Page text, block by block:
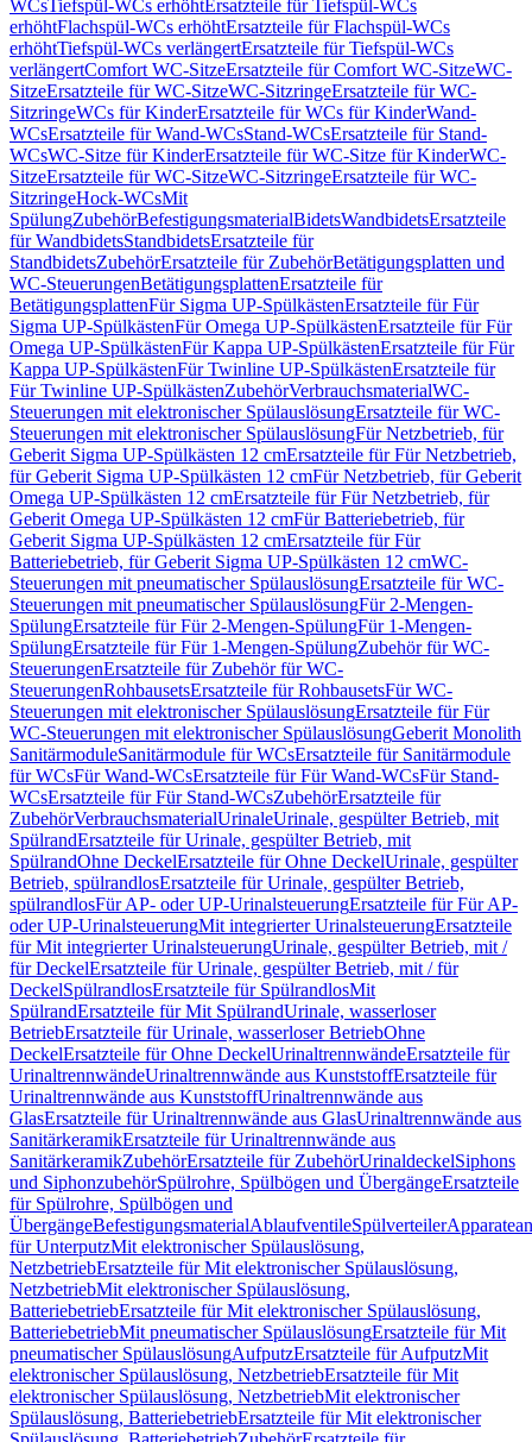
WCsTiefspül-WCs erhöhtErsatzteile für Tiefspül-WCs
erhöhtFlachspül-WCs erhöhtErsatzteile für Flachspül-WCs
erhöhtTiefspül-WCs verlängertErsatzteile für Tiefspül-WCs
verlängertComfort WC-SitzeErsatzteile für Comfort WC-SitzeWC-
SitzeErsatzteile für WC-SitzeWC-SitzringeErsatzteile für WC-
SitzringeWCs für KinderErsatzteile für WCs für KinderWand-
WCsErsatzteile für Wand-WCsStand-WCsErsatzteile für Stand-
WCsWC-Sitze für KinderErsatzteile für WC-Sitze für KinderWC-
SitzeErsatzteile für WC-SitzeWC-SitzringeErsatzteile für WC-
SitzringeHock-WCsMit
SpülungZubehörBefestigungsmaterialBidetsWandbidetsErsatzteile
für WandbidetsStandbidetsErsatzteile für
StandbidetsZubehörErsatzteile für ZubehörBetätigungsplatten und
WC-SteuerungenBetätigungsplattenErsatzteile für
BetätigungsplattenFür Sigma UP-SpülkästenErsatzteile für Für
Sigma UP-SpülkästenFür Omega UP-SpülkästenErsatzteile für Für
Omega UP-SpülkästenFür Kappa UP-SpülkästenErsatzteile für Für
Kappa UP-SpülkästenFür Twinline UP-SpülkästenErsatzteile für
Für Twinline UP-SpülkästenZubehörVerbrauchsmaterialWC-
Steuerungen mit elektronischer SpülauslösungErsatzteile für WC-
Steuerungen mit elektronischer SpülauslösungFür Netzbetrieb, für
Geberit Sigma UP-Spülkästen 12 cmErsatzteile für Für Netzbetrieb,
für Geberit Sigma UP-Spülkästen 12 cmFür Netzbetrieb, für Geberit
Omega UP-Spülkästen 12 cmErsatzteile für Für Netzbetrieb, für
Geberit Omega UP-Spülkästen 12 cmFür Batteriebetrieb, für
Geberit Sigma UP-Spülkästen 12 cmErsatzteile für Für
Batteriebetrieb, für Geberit Sigma UP-Spülkästen 12 cmWC-
Steuerungen mit pneumatischer SpülauslösungErsatzteile für WC-
Steuerungen mit pneumatischer SpülauslösungFür 2-Mengen-
SpülungErsatzteile für Für 2-Mengen-SpülungFür 1-Mengen-
SpülungErsatzteile für Für 1-Mengen-SpülungZubehör für WC-
SteuerungenErsatzteile für Zubehör für WC-
SteuerungenRohbausetsErsatzteile für RohbausetsFür WC-
Steuerungen mit elektronischer SpülauslösungErsatzteile für Für
WC-Steuerungen mit elektronischer SpülauslösungGeberit Monolith
SanitärmoduleSanitärmodule für WCsErsatzteile für Sanitärmodule
für WCsFür Wand-WCsErsatzteile für Für Wand-WCsFür Stand-
WCsErsatzteile für Für Stand-WCsZubehörErsatzteile für
ZubehörVerbrauchsmaterialUrinaleUrinale, gespülter Betrieb, mit
SpülrandErsatzteile für Urinale, gespülter Betrieb, mit
SpülrandOhne DeckelErsatzteile für Ohne DeckelUrinale, gespülter
Betrieb, spülrandlosErsatzteile für Urinale, gespülter Betrieb,
spülrandlosFür AP- oder UP-UrinalsteuerungErsatzteile für Für AP-
oder UP-UrinalsteuerungMit integrierter UrinalsteuerungErsatzteile
für Mit integrierter UrinalsteuerungUrinale, gespülter Betrieb, mit /
für DeckelErsatzteile für Urinale, gespülter Betrieb, mit / für
DeckelSpülrandlosErsatzteile für SpülrandlosMit
SpülrandErsatzteile für Mit SpülrandUrinale, wasserloser
BetriebErsatzteile für Urinale, wasserloser BetriebOhne
DeckelErsatzteile für Ohne DeckelUrinaltrennwändeErsatzteile für
UrinaltrennwändeUrinaltrennwände aus KunststoffErsatzteile für
Urinaltrennwände aus KunststoffUrinaltrennwände aus
GlasErsatzteile für Urinaltrennwände aus GlasUrinaltrennwände aus
SanitärkeramikErsatzteile für Urinaltrennwände aus
SanitärkeramikZubehörErsatzteile für ZubehörUrinaldeckelSiphons
und SiphonzubehörSpülrohre, Spülbögen und ÜbergängeErsatzteile
für Spülrohre, Spülbögen und
ÜbergängeBefestigungsmaterialAblaufventileSpülverteiler
für UnterputzMit elektronischer Spülauslösung,
NetzbetriebErsatzteile für Mit elektronischer Spülauslösung,
NetzbetriebMit elektronischer Spülauslösung,
BatteriebetriebErsatzteile für Mit elektronischer Spülauslösung,
BatteriebetriebMit pneumatischer SpülauslösungErsatzteile für Mit
pneumatischer SpülauslösungAufputzErsatzteile für AufputzMit
elektronischer Spülauslösung, NetzbetriebErsatzteile für Mit
elektronischer Spülauslösung, NetzbetriebMit elektronischer
Spülauslösung, BatteriebetriebErsatzteile für Mit elektronischer